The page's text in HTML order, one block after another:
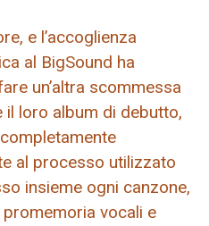
e l’accoglienza
al BigSound ha
un’altra scommessa
loro album di debutto,
al processo utilizzato
insieme ogni canzone,
vocali e